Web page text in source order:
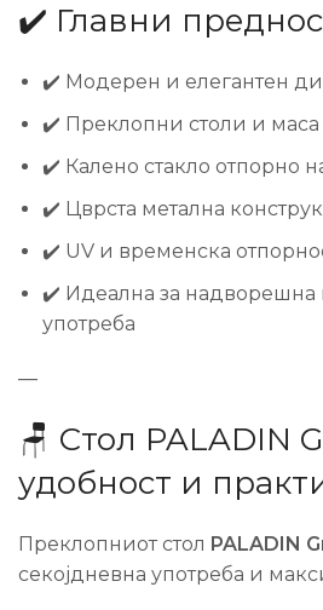
✔️ Главни
✔️ Модерен и елегантен
✔️ Преклопни столи и маса
✔️ Калено стакло отпорно
✔️ Цврста метална
✔️ UV и временска
✔️ Идеална за надворешна
употреба
—
🪑 Стол PALADIN
удобност и
Преклопниот стол PALADIN
секојдневна употреба и